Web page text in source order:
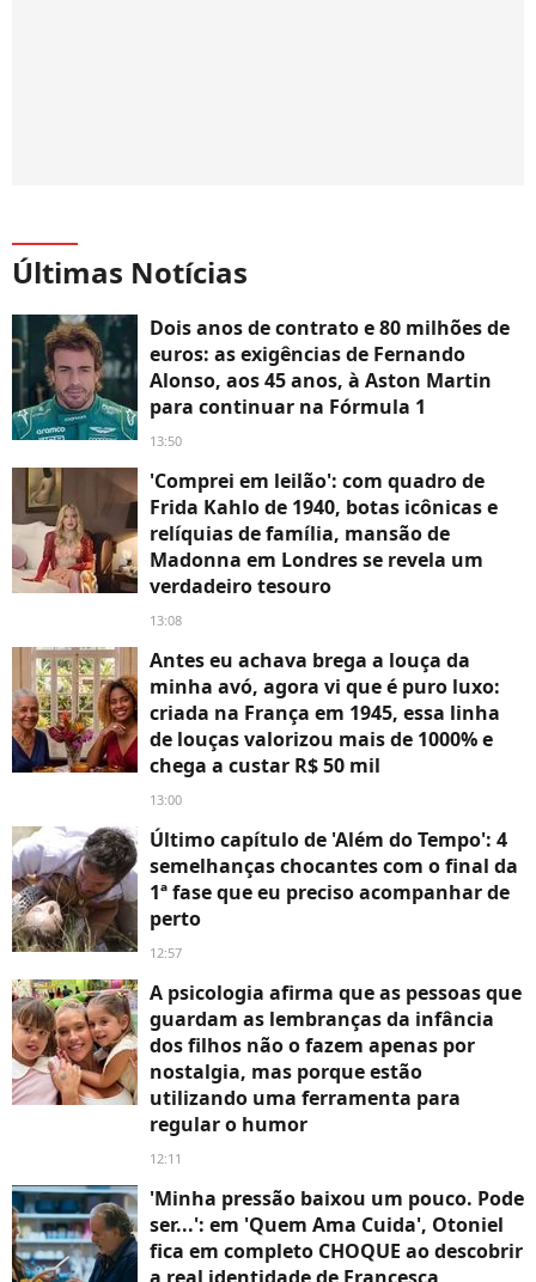
Últimas Notícias
Dois anos de contrato e 80 milhões de
euros: as exigências de Fernando
Alonso, aos 45 anos, à Aston Martin
para continuar na Fórmula 1
13:50
'Comprei em leilão': com quadro de
Frida Kahlo de 1940, botas icônicas e
relíquias de família, mansão de
Madonna em Londres se revela um
verdadeiro tesouro
13:08
Antes eu achava brega a louça da
minha avó, agora vi que é puro luxo:
criada na França em 1945, essa linha
de louças valorizou mais de 1000% e
chega a custar R$ 50 mil
13:00
Último capítulo de 'Além do Tempo': 4
semelhanças chocantes com o final da
1ª fase que eu preciso acompanhar de
perto
12:57
A psicologia afirma que as pessoas que
guardam as lembranças da infância
dos filhos não o fazem apenas por
nostalgia, mas porque estão
utilizando uma ferramenta para
regular o humor
12:11
'Minha pressão baixou um pouco. Pode
ser...': em 'Quem Ama Cuida', Otoniel
fica em completo CHOQUE ao descobrir